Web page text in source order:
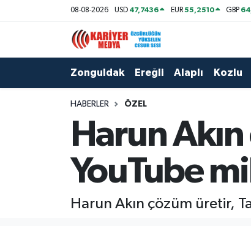
08-08-2026 USD 47,7436 EUR55,2510 GBP
Zonguldak Ereğli Alaplı Kozlu
HABERLER ÖZEL
Harun
YouTube
Harun Akın çözüm üretir,
Zonguldak
Çaycuma
Zonguldak Nöbetçi Eczaneler
Zonguldak Hava Durumu
Zonguldak Namaz Vakitleri
Zonguldak Trafik Yoğunluk Haritası
Puan Durumu ve Fikstür
Tüm Manşetler